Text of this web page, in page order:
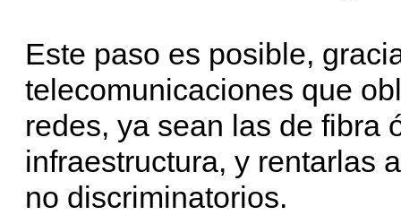
Este paso es posible,
telecomunicaciones que
redes, ya sean las de fibra
infraestructura, y rentarlas
no discriminatorios.